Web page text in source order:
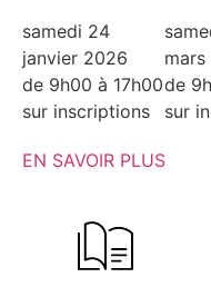
samedi 24
janvier 2026
de 9h00 à 17h00
sur inscriptions
de
sur
EN SAVOIR PLUS